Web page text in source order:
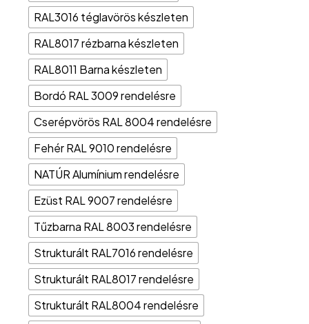
RAL3016 téglavörös készleten
RAL8017 rézbarna készleten
RAL8011 Barna készleten
Bordó RAL 3009 rendelésre
Cserépvörös RAL 8004 rendelésre
Fehér RAL 9010 rendelésre
NATÚR Alumínium rendelésre
Ezüst RAL 9007 rendelésre
Tűzbarna RAL 8003 rendelésre
Strukturált RAL7016 rendelésre
Strukturált RAL8017 rendelésre
Strukturált RAL8004 rendelésre